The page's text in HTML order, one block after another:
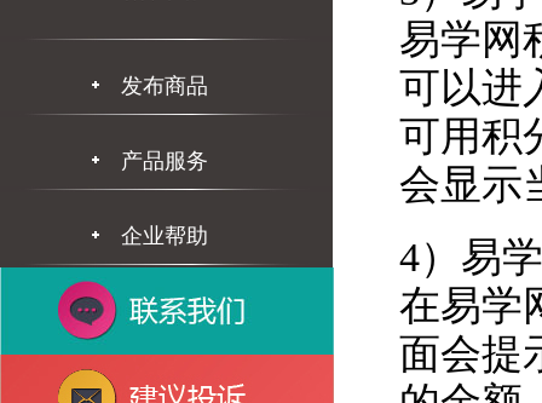
发布商品
产品服务
企业帮助
易学网
可以进
可用积
会显示
4）易
在易学
面会提